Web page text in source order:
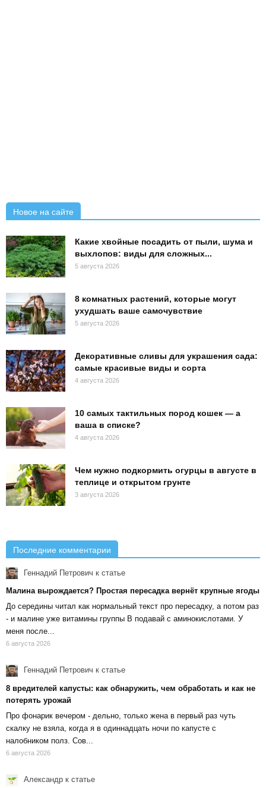
Новое на сайте
Какие хвойные посадить от пыли, шума и
выхлопов: виды для сложных...
5 августа 2026
8 комнатных растений, которые могут
ухудшать ваше самочувствие
5 августа 2026
Декоративные сливы для украшения сада:
самые красивые виды и сорта
4 августа 2026
10 самых тактильных пород кошек — а
ваша в списке?
4 августа 2026
Чем нужно подкормить огурцы в августе в
теплице и открытом грунте
3 августа 2026
Последние комментарии
Геннадий Петрович к статье
Малина вырождается? Простая пересадка вернёт крупные ягоды
До середины читал как нормальный текст про пересадку, а потом раз
- и малине уже витамины группы В подавай с аминокислотами. У
меня после...
6 августа 2026
Геннадий Петрович к статье
8 вредителей капусты: как обнаружить, чем обработать и как не
потерять урожай
Про фонарик вечером - дельно, только жена в первый раз чуть
скалку не взяла, когда я в одиннадцать ночи по капусте с
налобником полз. Сов...
6 августа 2026
Александр к статье